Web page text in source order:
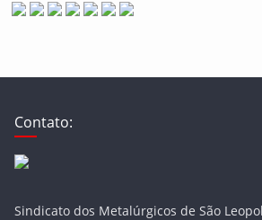
Contato:
Sindicato dos Metalúrgicos de São